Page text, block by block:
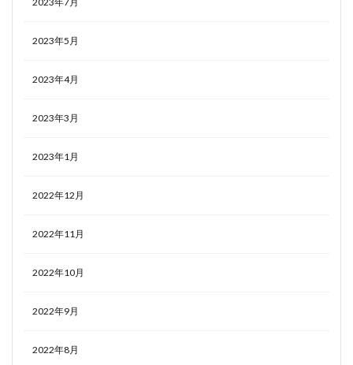
2023年5月
2023年4月
2023年3月
2023年1月
2022年12月
2022年11月
2022年10月
2022年9月
2022年8月